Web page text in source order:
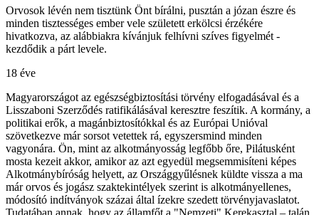
Orvosok lévén nem tisztünk Önt bírálni, pusztán a józan észre és
minden tisztességes ember vele született erkölcsi érzékére
hivatkozva, az alábbiakra kívánjuk felhívni szíves figyelmét -
kezdődik a párt levele.
18 éve
Magyarországot az egészségbiztosítási törvény elfogadásával és a
Lisszaboni Szerződés ratifikálásával keresztre feszítik. A kormány, a
politikai erők, a magánbiztosítókkal és az Európai Unióval
szövetkezve már sorsot vetettek rá, egyszersmind minden
vagyonára. Ön, mint az alkotmányosság legfőbb őre, Pilátusként
mosta kezeit akkor, amikor az azt egyedül megsemmisíteni képes
Alkotmánybíróság helyett, az Országgyűlésnek küldte vissza a ma
már orvos és jogász szaktekintélyek szerint is alkotmányellenes,
módosító indítványok százai által ízekre szedett törvényjavaslatot.